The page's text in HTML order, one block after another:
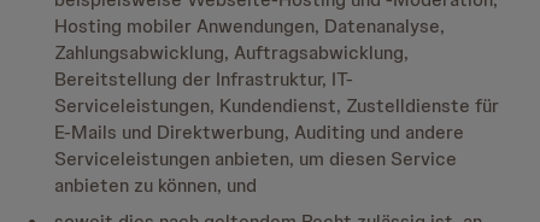
Hosting mobiler Anwendungen, Datenanalyse,
Zahlungsabwicklung, Auftragsabwicklung,
Bereitstellung der Infrastruktur, IT-
Serviceleistungen, Kundendienst, Zustelldienste für
E-Mails und Direktwerbung, Auditing und andere
Serviceleistungen anbieten, um diesen Service
anbieten zu können, und